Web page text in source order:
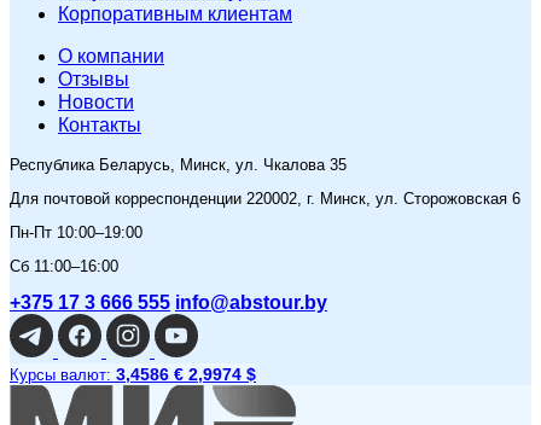
Корпоративным клиентам
O компании
Отзывы
Новости
Контакты
Республика Беларусь, Минск, ул. Чкалова 35
Для почтовой корреспонденции 220002, г. Минск, ул. Сторожовская 6
Пн-Пт 10:00–19:00
Сб 11:00–16:00
+375 17 3 666 555 info@abstour.by
Курсы валют: 3,4586 € 2,9974 $